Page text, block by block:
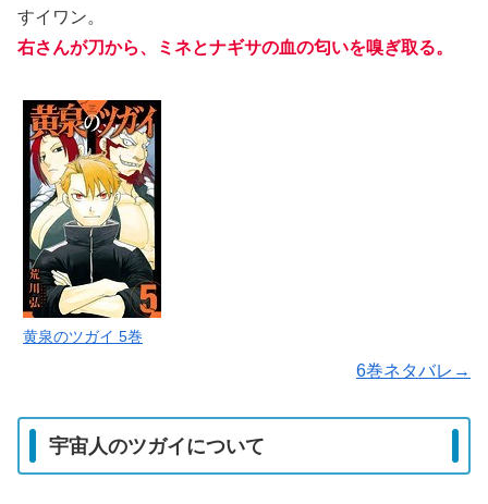
すイワン。
右さんが刀から、ミネとナギサの血の匂いを嗅ぎ取る。
黄泉のツガイ 5巻
6巻ネタバレ→
宇宙人のツガイについて